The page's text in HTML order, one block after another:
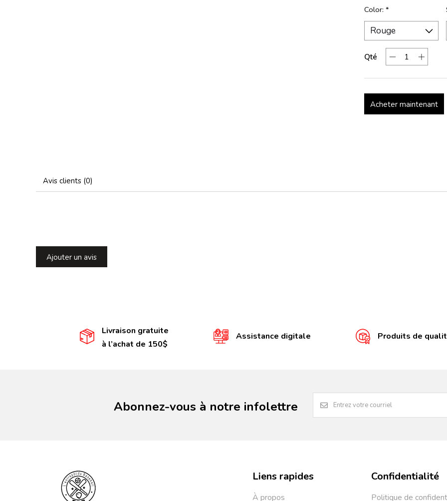
Color: *
Qté
Acheter maintenant
Avis clients (0)
Ajouter un avis
Livraison gratuite
à l’achat de 150$
Assistance digitale Produits de
Abonnez-vous à notre infolettre
Liens rapides
À propos
Confidentialité
Politique de